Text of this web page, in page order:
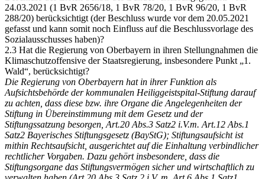
24.03.2021 (1 BvR 2656/18, 1 BvR 78/20, 1 BvR 96/20, 1 BvR
288/20) berücksichtigt (der Beschluss wurde vor dem 20.05.2021
gefasst und kann somit noch Einfluss auf die Beschlussvorlage des
Sozialausschusses haben)?
2.3 Hat die Regierung von Oberbayern in ihren Stellungnahmen die
Klimaschutzoffensive der Staatsregierung, insbesondere Punkt „1.
Wald“, berücksichtigt?
Die Regierung von Oberbayern hat in ihrer Funktion als
Aufsichtsbehörde der kommunalen Heiliggeistspital-Stiftung darauf
zu achten, dass diese bzw. ihre Organe die Angelegenheiten der
Stiftung in Übereinstimmung mit dem Gesetz und der
Stiftungssatzung besorgen, Art.20 Abs.3 Satz2 i.V.m. Art.12 Abs.1
Satz2 Bayerisches Stiftungsgesetz (BayStG); Stiftungsaufsicht ist
mithin Rechtsaufsicht, ausgerichtet auf die Einhaltung verbindlicher
rechtlicher Vorgaben. Dazu gehört insbesondere, dass die
Stiftungsorgane das Stiftungsvermögen sicher und wirtschaftlich zu